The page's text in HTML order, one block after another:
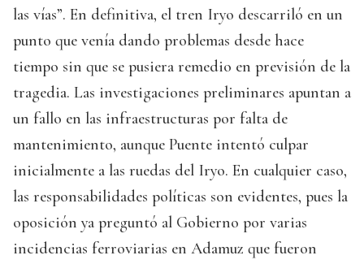
las vías”. En definitiva, el tren Iryo descarriló en un
punto que venía dando problemas desde hace
tiempo sin que se pusiera remedio en previsión de la
tragedia. Las investigaciones preliminares apuntan a
un fallo en las infraestructuras por falta de
mantenimiento, aunque Puente intentó culpar
inicialmente a las ruedas del Iryo. En cualquier caso,
las responsabilidades políticas son evidentes, pues la
oposición ya preguntó al Gobierno por varias
incidencias ferroviarias en Adamuz que fueron